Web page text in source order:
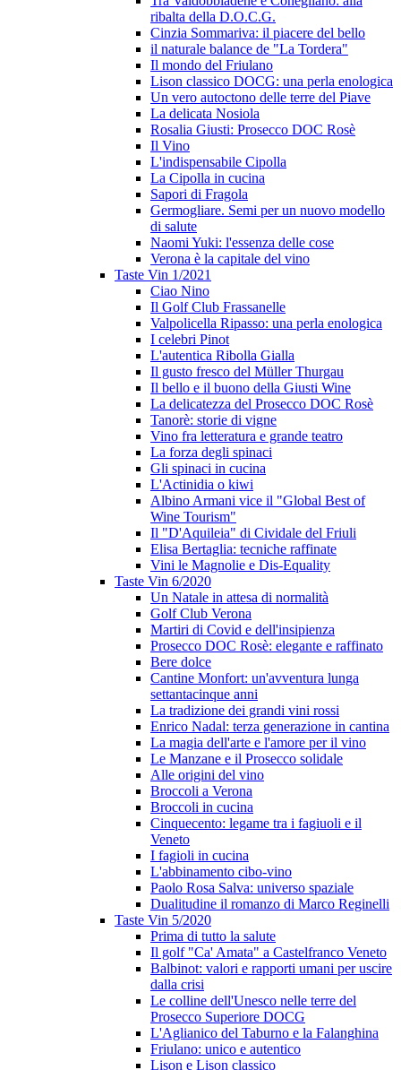
ribalta della D.O.C.G.
Cinzia Sommariva: il piacere del bello
il naturale balance de "La Tordera"
Il mondo del Friulano
Lison classico DOCG: una perla enologica
Un vero autoctono delle terre del Piave
La delicata Nosiola
Rosalia Giusti: Prosecco DOC Rosè
Il Vino
L'indispensabile Cipolla
La Cipolla in cucina
Sapori di Fragola
Germogliare. Semi per un nuovo modello
di salute
Naomi Yuki: l'essenza delle cose
Verona è la capitale del vino
Taste Vin 1/2021
Ciao Nino
Il Golf Club Frassanelle
Valpolicella Ripasso: una perla enologica
I celebri Pinot
L'autentica Ribolla Gialla
Il gusto fresco del Müller Thurgau
Il bello e il buono della Giusti Wine
La delicatezza del Prosecco DOC Rosè
Tanorè: storie di vigne
Vino fra letteratura e grande teatro
La forza degli spinaci
Gli spinaci in cucina
L'Actinidia o kiwi
Albino Armani vice il "Global Best of
Wine Tourism"
Il "D'Aquileia" di Cividale del Friuli
Elisa Bertaglia: tecniche raffinate
Vini le Magnolie e Dis-Equality
Taste Vin 6/2020
Un Natale in attesa di normalità
Golf Club Verona
Martiri di Covid e dell'insipienza
Prosecco DOC Rosè: elegante e raffinato
Bere dolce
Cantine Monfort: un'avventura lunga
settantacinque anni
La tradizione dei grandi vini rossi
Enrico Nadal: terza generazione in cantina
La magia dell'arte e l'amore per il vino
Le Manzane e il Prosecco solidale
Alle origini del vino
Broccoli a Verona
Broccoli in cucina
Cinquecento: legame tra i fagiuoli e il
Veneto
I fagioli in cucina
L'abbinamento cibo-vino
Paolo Rosa Salva: universo spaziale
Dualitudine il romanzo di Marco Reginelli
Taste Vin 5/2020
Prima di tutto la salute
Il golf "Ca' Amata" a Castelfranco Veneto
Balbinot: valori e rapporti umani per uscire
dalla crisi
Le colline dell'Unesco nelle terre del
Prosecco Superiore DOCG
L'Aglianico del Taburno e la Falanghina
Friulano: unico e autentico
Lison e Lison classico